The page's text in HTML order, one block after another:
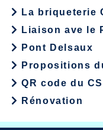
La briqueterie
Liaison ave le
Pont Delsaux
Propositions
QR code du
Rénovation